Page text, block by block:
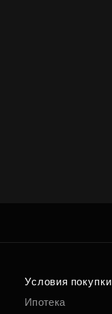
Условия покупки
Ипотека